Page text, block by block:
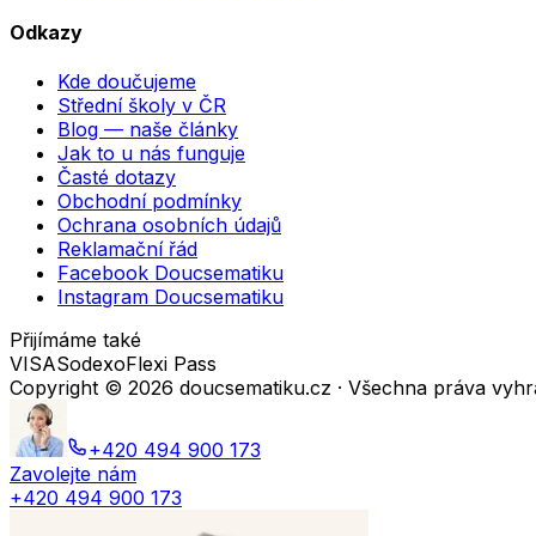
Odkazy
Kde doučujeme
Střední školy v ČR
Blog — naše články
Jak to u nás funguje
Časté dotazy
Obchodní podmínky
Ochrana osobních údajů
Reklamační řád
Facebook Doucsematiku
Instagram Doucsematiku
Přijímáme také
VISASodexoFlexi Pass
Copyright © 2026 doucsematiku.cz · Všechna práva
+420 494 900 173
Zavolejte nám
+420 494 900 173